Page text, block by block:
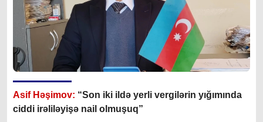
Asif Həşimov: “Son iki ildə yerli vergilərin yığımında
ciddi irəliləyişə nail olmuşuq”